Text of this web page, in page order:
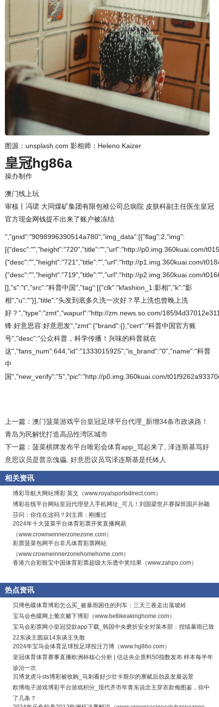
图源：unsplash.com 影相师：Heleno Kaizer
皇冠hg86a
操办制作
澳门线上玩
审核丨冯珺 大同煤矿集团有限包袱公司总病院 皮肤科副主任医生皇冠
官方现金网钱提不出来了账户被冻结
","gnid":"9098996390514a780","img_data":[{"flag":2,"img":
[{"desc":"","height":"720","title":"","url":"http://p0.img.360kuai.com/
{"desc":"","height":"721","title":"","url":"http://p1.img.360kuai.com/
{"desc":"","height":"719","title":"","url":"http://p2.img.360kuai.com/
[],"s":"t","src":"科普中国","tag":[{"clk":"kfashion_1:影相","k":"影
相","u":""}],"title":"头发到底多久洗一次好？早上洗也曾晚上洗
好？","type":"zmt","wapurl":"http://zm.news.so.com/
锋:好意思容:好意思发","zmt":{"brand":{},"cert":"科普中国官方账
号","desc":"公众科普，科学传播！兴味的科普就在
这","fans_num":644,"id":"1333015925","is_brand":"0","name":"科普
中
国","new_verify":"5","pic":"http://p0.img.360kuai.com/
上一篇： 澳门菠菜游戏平台皇冠足球平台代理_新增34条市政谈路！
青岛为民解忧打造高品性湾区城市
下一篇： 菠菜棋牌发布平台唯彩会体育app_骂起来了, 泽连斯基骂好
意思议员是普京傀儡, 好意思议员骂泽连斯基是托钵人
相关资讯
博彩导航大网站博彩 英文（www.royalsportsdirect.com）
博彩在线平台网站皇冠代理登入手机网址_可儿！刘国梁世乒赛探班国乒孙颖
莎问：你住在这吗？刘主席：刚搬过
2024年十大菠菜平台体育彩票开奖直播网易
（www.crownwinnerzonezone.com）
彩票菠菜包网平台非凡体育彩票网站
（www.crownwinnerzonehomehome.com）
香港六合彩骰宝中国体育彩票超级大乐透中奖结果（www.zahpo.com）
热点资讯
贝博色碟体育博彩怎么买_被暴雨困住的列车：三天三夜走出落坡岭
宝马会色碟网上葡京赌下博彩（www.betlikeakinghome.com）
宝马会彩票网小皇冠贷款app下载_韩国中央磨折安全对策本部：捏续暴雨已致
22东谈主圆寂14东谈主失散
2024年宝马会体育足球投足球投注万博（www.hg86o.com）
皇冠体育体育赛事直播欧洲杯核心分析 | 信达央企质料50指数发布 样本每半年
诊治一次
贝博龙虎斗sts博彩被收购_马刺看好少壮卡斯尔的禀赋后劲及发展远景
欧博电子游戏博彩平台游戏积分_现代齐市年青东说念主穿衣欺侮图鉴，你中
了几条？